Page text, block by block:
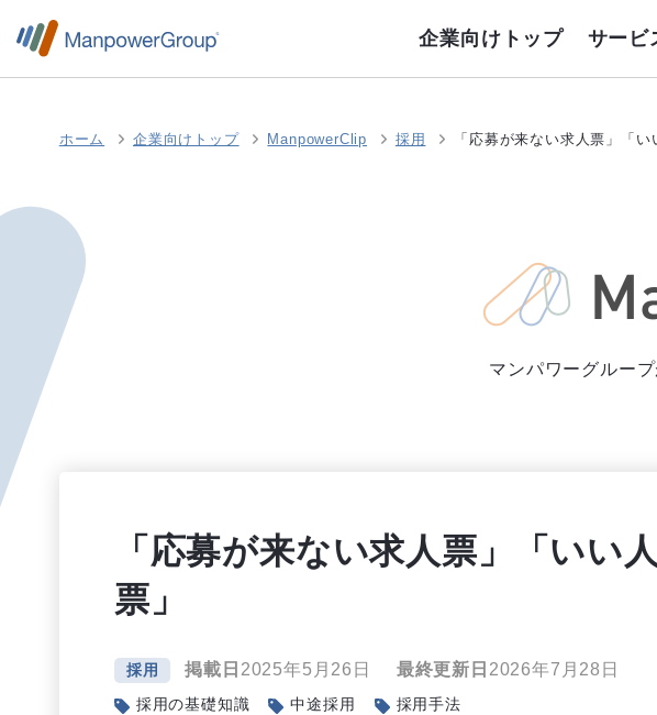
企業向けトップ サービ
ホーム 企業向けトップ ManpowerClip 採用 「応募が来ない求人票」「い
マンパワーグルー
「応募が来ない求人票」「いい
票」
採用 掲載日 2025年5月26日 最終更新日 2026年7月28日
採用の基礎知識 中途採用 採用手法